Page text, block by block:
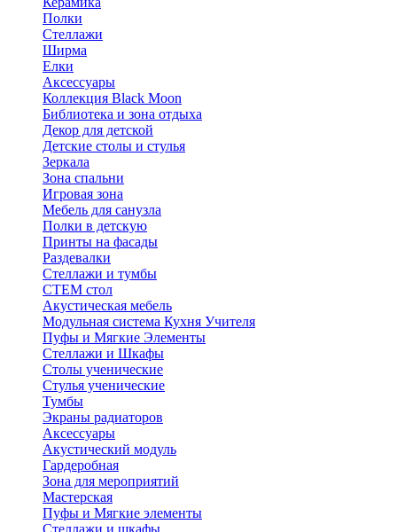
Полки
Стеллажи
Ширма
Елки
Аксессуары
Коллекция Black Moon
Библиотека и зона отдыха
Декор для детской
Детские столы и стулья
Зеркала
Зона спальни
Игровая зона
Мебель для санузла
Полки в детскую
Принты на фасады
Раздевалки
Стеллажи и тумбы
СТЕМ стол
Акустическая мебель
Модульная система Кухня Учителя
Пуфы и Мягкие Элементы
Стеллажи и Шкафы
Столы ученические
Стулья ученические
Тумбы
Экраны радиаторов
Аксессуары
Акустический модуль
Гардеробная
Зона для мероприятий
Мастерская
Пуфы и Мягкие элементы
Стеллажи и шкафы